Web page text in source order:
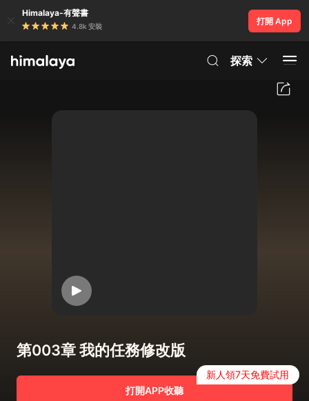
Himalaya-有聲書
4.8k 安裝
打開 App
探索
第003章 我的任務修改版
打開APP收聽
新人領7天免費試用